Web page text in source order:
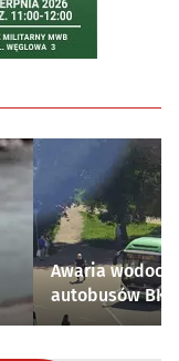
Awaria
autobusów